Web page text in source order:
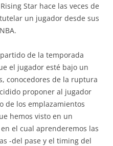
Star hace las veces de
un jugador desde sus
de la temporada
el jugador esté bajo un
conocedores de la ruptura
proponer al jugador
de los emplazamientos
hemos visto en un
el cual aprenderemos las
-del pase y el timing del